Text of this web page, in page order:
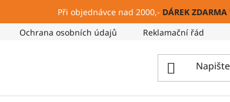
Při objednávce nad 2000,- DÁREK ZDARMA
Ochrana osobních údajů Reklamační řád